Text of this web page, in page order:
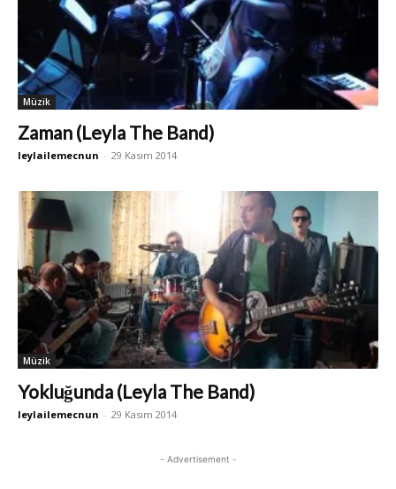
Müzik
Zaman (Leyla The Band)
leylailemecnun - 29 Kasım 2014
Müzik
Yokluğunda (Leyla The Band)
leylailemecnun - 29 Kasım 2014
- Advertisement -